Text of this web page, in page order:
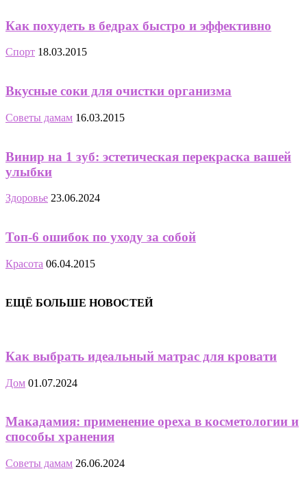
Как похудеть в бедрах быстро и эффективно
Спорт 18.03.2015
Вкусные соки для очистки организма
Советы дамам 16.03.2015
Винир на 1 зуб: эстетическая перекраска вашей
улыбки
Здоровье 23.06.2024
Топ-6 ошибок по уходу за собой
Красота 06.04.2015
ЕЩЁ БОЛЬШЕ НОВОСТЕЙ
Как выбрать идеальный матрас для кровати
Дом 01.07.2024
Макадамия: применение ореха в косметологии и
способы хранения
Советы дамам 26.06.2024